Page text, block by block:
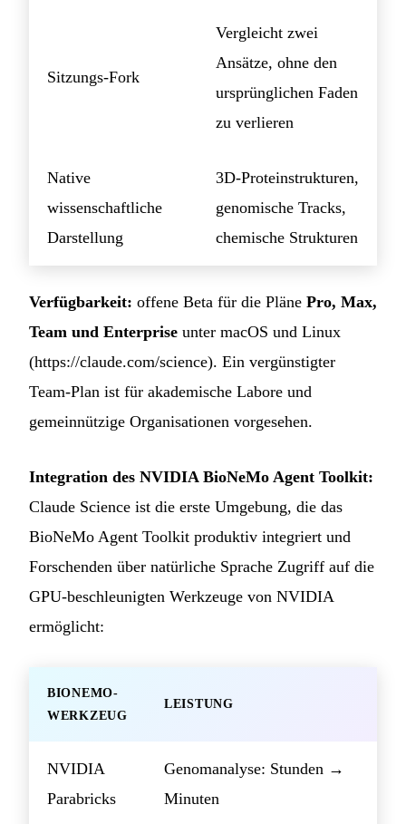
Sitzungs-Fork
Vergleicht zwei
Ansätze, ohne den
ursprünglichen Faden
zu verlieren
Native
wissenschaftliche
Darstellung
3D-Proteinstrukturen,
genomische Tracks,
chemische Strukturen
Verfügbarkeit: offene Beta für die Pläne Pro, Max,
Team und Enterprise unter macOS und Linux
(https://claude.com/science). Ein vergünstigter
Team-Plan ist für akademische Labore und
gemeinnützige Organisationen vorgesehen.
Integration des NVIDIA BioNeMo Agent Toolkit:
Claude Science ist die erste Umgebung, die das
BioNeMo Agent Toolkit produktiv integriert und
Forschenden über natürliche Sprache Zugriff auf die
GPU-beschleunigten Werkzeuge von NVIDIA
ermöglicht:
BIONEMO-
WERKZEUG
LEISTUNG
NVIDIA
Parabricks
Genomanalyse: Stunden →
Minuten